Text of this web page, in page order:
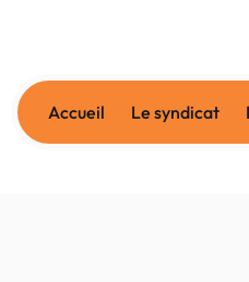
Accueil Le syndicat